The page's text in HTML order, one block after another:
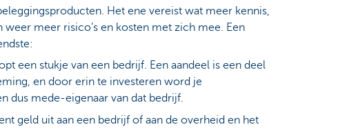
Het ene vereist wat meer kennis,
weer meer risico’s en kosten met zich mee. Een
een stukje van een bedrijf. Een aandeel is een deel
en door erin te investeren word je
dus mede-eigenaar van dat bedrijf.
geld uit aan een bedrijf of aan de overheid en het